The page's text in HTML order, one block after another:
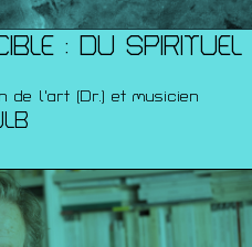
: DU SPIRITUEL
de l'art (Dr.) et musicien